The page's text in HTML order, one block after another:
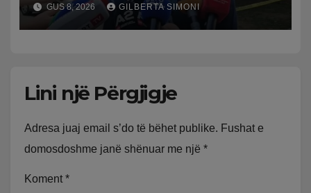
fëmijërisë, zv. drejtori i
Hetimit: Kishin konflikt të
GUS 8, 2026 GILBERTA SIMONI
Lini një Përgjigje
Adresa juaj email s’do të bëhet publike. Fushat e
domosdoshme janë shënuar me një *
Koment *